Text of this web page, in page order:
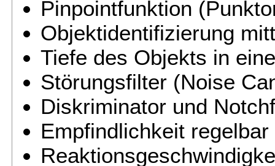
Pinpointfunktion
Objektidentifizierung
Tiefe des Objekts in
Störungsfilter (Noise
Diskriminator und
Empfindlichkeit